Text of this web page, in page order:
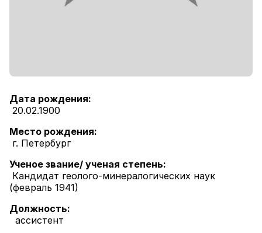
Дата рождения:
20.02.1900
Место рождения:
г. Петербург
Ученое звание/ ученая степень:
Кандидат геолого-минералогических наук
(февраль 1941)
Должность:
ассистент